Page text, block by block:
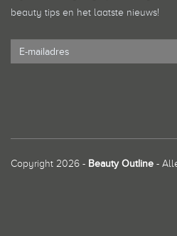
beauty tips en het laatste nieuws!
Copyright 2026 - Beauty Outline -